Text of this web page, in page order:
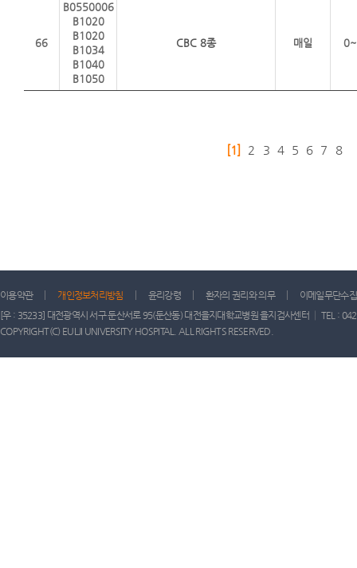
66
B0550006
B1020
B1020
B1034
B1040
B1050
CBC 8종 매일
[1] 2 3 4 5 6 7 8
이용약관 개인정보처리방침 윤리강령 환자의 권리와 의무
이메일무단수
[우 : 35233] 대전광역시 서구 둔산서로 95(둔산동) 대전을지대학교병원 을지검사센터 │ TEL :
COPYRIGHT(C) EULJI UNIVERSITY HOSPITAL. ALL RIGHTS RESERVED.